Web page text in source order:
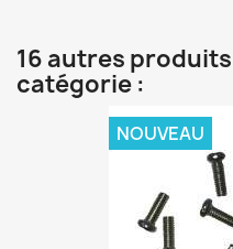
16 autres
catégorie :
NOUVEAU